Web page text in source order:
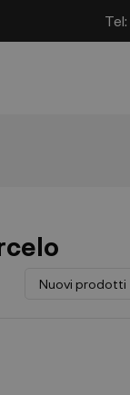
Tel:
Nuovi prodotti